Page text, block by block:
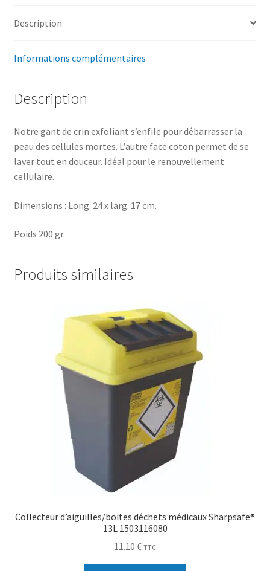
Description
Informations complémentaires
Description
Notre gant de crin exfoliant s’enfile pour débarrasser la
peau des cellules mortes. L’autre face coton permet de se
laver tout en douceur. Idéal pour le renouvellement
cellulaire.
Dimensions : Long. 24 x larg. 17 cm.
Poids 200 gr.
Produits similaires
Collecteur d’aiguilles/boites déchets médicaux Sharpsafe®
13L 1503116080
11.10 € TTC